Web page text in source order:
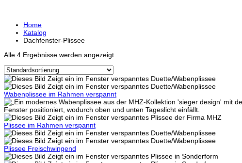
Home
Katalog
Dachfenster-Plissee
Alle 4 Ergebnisse werden angezeigt
Wabenplissee im Rahmen verspannt
Plissee im Rahmen verspannt
Plissee Freischwingend